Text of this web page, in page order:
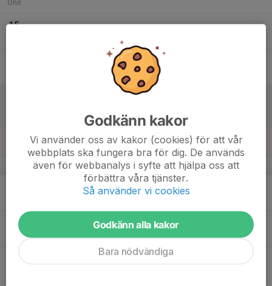
Ons
15
v.4
20
Godkänn kakor
Vi använder oss av kakor (cookies) för att vår
webbplats ska fungera bra för dig. De används
även för webbanalys i syfte att hjälpa oss att
förbättra våra tjänster.
Så använder vi cookies
Godkänn alla kakor
Bara nödvändiga